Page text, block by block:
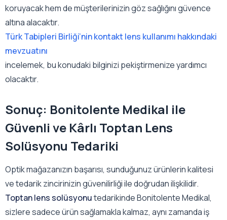
koruyacak hem de müşterilerinizin göz sağlığını güvence
altına alacaktır.
Türk Tabipleri Birliği’nin kontakt lens kullanımı hakkındaki
mevzuatını
incelemek, bu konudaki bilginizi pekiştirmenize yardımcı
olacaktır.
Sonuç: Bonitolente Medikal ile
Güvenli ve Kârlı Toptan Lens
Solüsyonu Tedariki
Optik mağazanızın başarısı, sunduğunuz ürünlerin kalitesi
ve tedarik zincirinizin güvenilirliği ile doğrudan ilişkilidir.
Toptan lens solüsyonutedarikinde Bonitolente Medikal,
sizlere sadece ürün sağlamakla kalmaz, aynı zamanda iş